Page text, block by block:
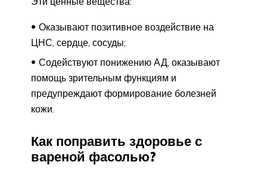
Оказывают позитивное воздействие на
ЦНС, сердце, сосуды;
Содействуют понижению АД, оказывают
помощь зрительным функциям и
предупреждают формирование болезней
кожи.
Как поправить здоровье с
вареной фасолью?